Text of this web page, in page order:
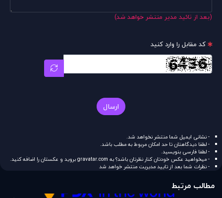
(بعد از تائید مدیر منتشر خواهد شد)
کد مقابل را وارد کنید
ارسال
- نشانی ایمیل شما منتشر نخواهد شد.
- لطفا دیدگاهتان تا حد امکان مربوط به مطلب باشد.
- لطفا فارسی بنویسید.
- میخواهید عکس خودتان کنار نظرتان باشد؟ به gravatar.comبروید و عکستان را اضافه کنید.
- نظرات شما بعد از تایید مدیریت منتشر خواهد شد
مطالب مرتبط